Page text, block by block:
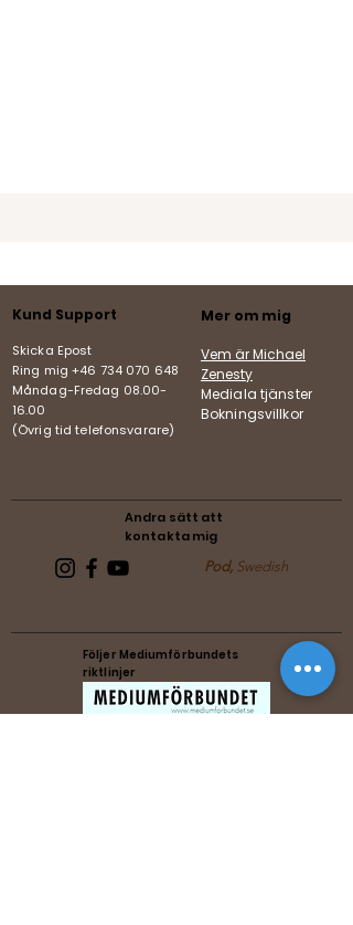
Kund Support
Skicka Epost
Ring mig +46 734 070 648
Måndag-Fredag 08.00-
16.00
(Övrig tid telefonsvarare)
Mer om mig
Vem är Michael
Zenesty
Mediala tjänster
Bokningsvillkor
Andra sätt att
kontakta mig
Pod, Swedish
Följer Mediumförbundets
riktlinjer